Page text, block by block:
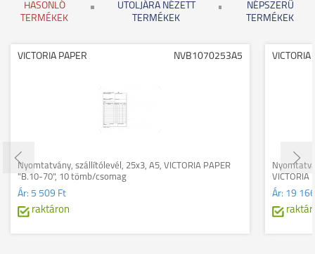
HASONLÓ
TERMÉKEK
UTOLJÁRA NÉZETT
TERMÉKEK
NÉPSZERŰ
TERMÉKEK
VICTORIA PAPER NVB1070253A5
Nyomtatvány, szállítólevél, 25x3, A5, VICTORIA PAPER
"B.10-70", 10 tömb/csomag
Ár: 5 509 Ft
raktáron
VICTORIA
VICTORIA
Ár: 19